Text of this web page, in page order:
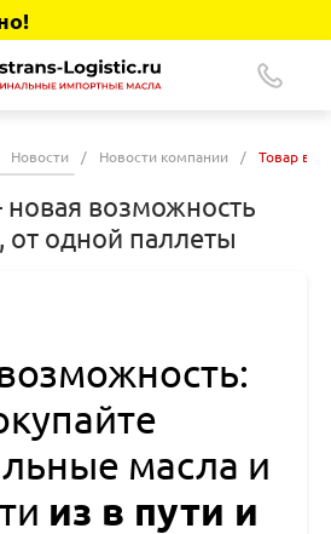
Новости / Новости компании / Товар в
возможность
от одной паллеты
масла и
из в пути и